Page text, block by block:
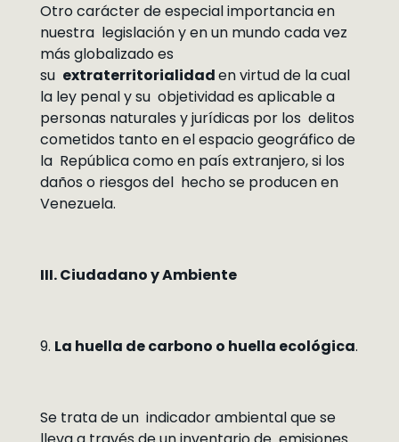
Otro carácter de especial importancia en
nuestra legislación y en un mundo cada vez
más globalizado es
su extraterritorialidaden virtud de la cual
la ley penal y su objetividad es aplicable a
personas naturales y jurídicas por los delitos
cometidos tanto en el espacio geográfico de
la República como en país extranjero, si los
daños o riesgos del hecho se producen en
Venezuela.
III. Ciudadano y Ambiente
9. La huella de carbono o huella ecológica.
Se trata de un indicador ambiental que se